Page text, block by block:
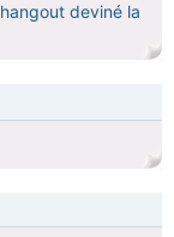
deviné la